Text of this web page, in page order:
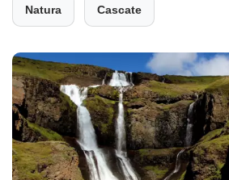
Natura Cascate